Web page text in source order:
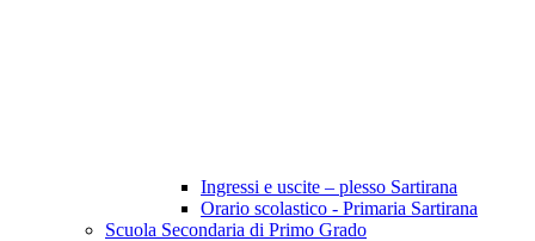
Ingressi e uscite – plesso Sartirana
Orario scolastico - Primaria Sartirana
Scuola Secondaria di Primo Grado